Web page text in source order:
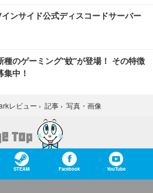
ンサイド公式ディスコードサーバー
種のゲーミング“蚊”が登場！ その特徴
集中！
レビュー › 記事 › 写真・画像
STEAM Facebook YouTube